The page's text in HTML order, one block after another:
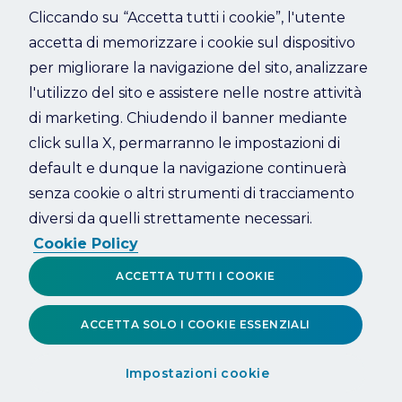
Refresh
Cliccando su “Accetta tutti i cookie”, l'utente
accetta di memorizzare i cookie sul dispositivo
per migliorare la navigazione del sito, analizzare
l'utilizzo del sito e assistere nelle nostre attività
di marketing. Chiudendo il banner mediante
click sulla X, permarranno le impostazioni di
default e dunque la navigazione continuerà
senza cookie o altri strumenti di tracciamento
diversi da quelli strettamente necessari.
Cookie Policy
Impostazioni cookie
ACCETTA SOLO I COOKIE ESSENZIALI
ACCETTA TUTTI I COOKIE